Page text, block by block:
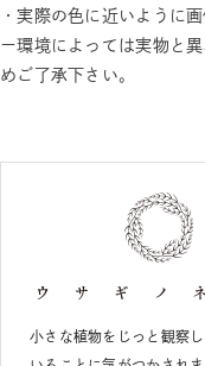
・実際の色に近いように
ー環境によっては実物と
めご了承下さい。
小さな植物をじっと観察